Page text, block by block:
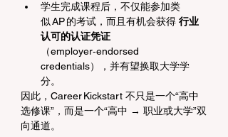
学生完成课程后，不仅能参加类
似 AP 的考试，而且有机会获得 行业
认可的认证凭证
（employer‑endorsed
credentials），并有望换取大学学
分。
因此，Career Kickstart 不只是一个“高中
选修课”，而是一个“高中 → 职业或大学”双
向通道。